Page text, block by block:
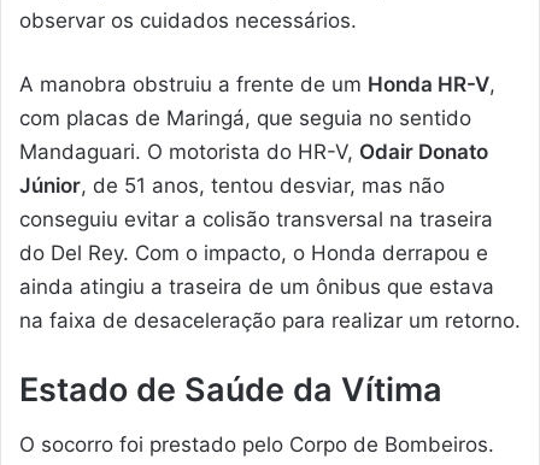
observar os cuidados necessários.
A manobra obstruiu a frente de um Honda HR-V,
com placas de Maringá, que seguia no sentido
Mandaguari. O motorista do HR-V, Odair Donato
Júnior, de 51 anos, tentou desviar, mas não
conseguiu evitar a colisão transversal na traseira
do Del Rey. Com o impacto, o Honda derrapou e
ainda atingiu a traseira de um ônibus que estava
na faixa de desaceleração para realizar um retorno.
Estado de Saúde da Vítima
O socorro foi prestado pelo Corpo de Bombeiros.